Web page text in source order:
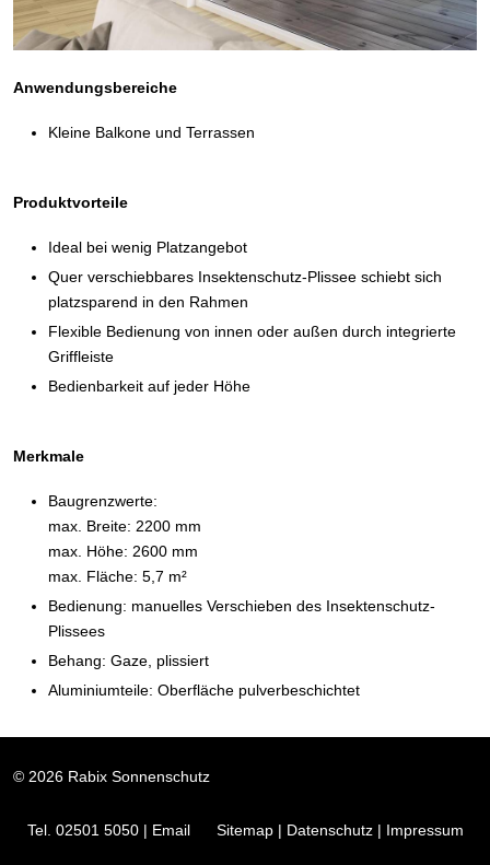
Anwendungsbereiche
Kleine Balkone und Terrassen
Produktvorteile
Ideal bei wenig Platzangebot
Quer verschiebbares Insektenschutz-Plissee schiebt sich
platzsparend in den Rahmen
Flexible Bedienung von innen oder außen durch integrierte
Griffleiste
Bedienbarkeit auf jeder Höhe
Merkmale
Baugrenzwerte:
max. Breite: 2200 mm
max. Höhe: 2600 mm
max. Fläche: 5,7 m²
Bedienung: manuelles Verschieben des Insektenschutz-
Plissees
Behang: Gaze, plissiert
Aluminiumteile: Oberfläche pulverbeschichtet
© 2026 Rabix Sonnenschutz
Tel. 02501 5050| Email Sitemap| Datenschutz| Impressum